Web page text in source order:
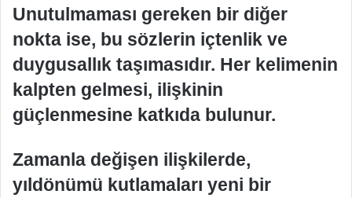
Unutulmaması gereken bir diğer
nokta ise, bu sözlerin içtenlik ve
duygusallık taşımasıdır. Her kelimenin
kalpten gelmesi, ilişkinin
güçlenmesine katkıda bulunur.
Zamanla değişen ilişkilerde,
yıldönümü kutlamaları yeni bir